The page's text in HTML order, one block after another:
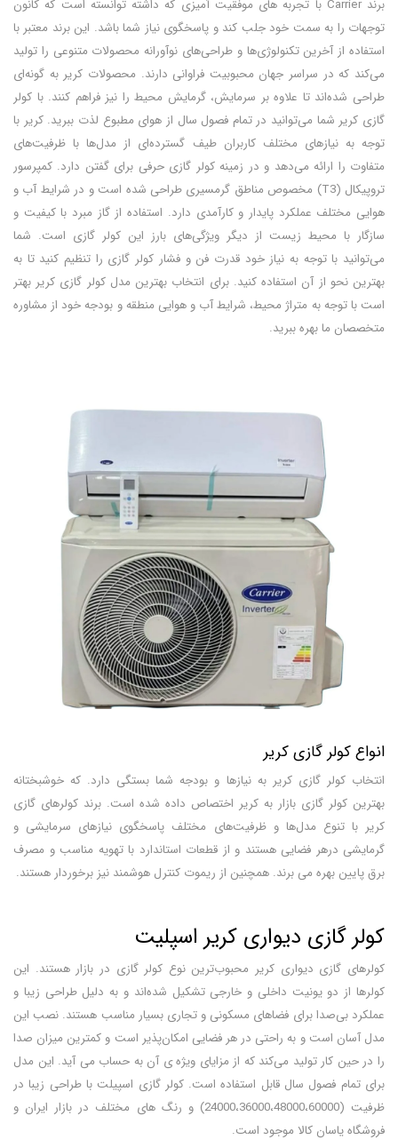
برند Carrier با تجربه های موفقیت آمیزی که داشته توانسته است که کانون
توجهات را به سمت خود جلب کند و پاسخگوی نیاز شما باشد. این برند معتبر با
استفاده از آخرین تکنولوژی‌ها و طراحی‌های نوآورانه محصولات متنوعی را تولید
می‌کند که در سراسر جهان محبوبیت فراوانی دارند. محصولات کریر به گونه‌ای
طراحی شده‌اند تا علاوه بر سرمایش، گرمایش محیط را نیز فراهم کنند. با کولر
گازی کریر شما می‌توانید در تمام فصول سال از هوای مطبوع لذت ببرید. کریر با
توجه به نیازهای مختلف کاربران طیف گسترده‌ای از مدل‌ها با ظرفیت‌های
متفاوت را ارائه می‌دهد و در زمینه کولر گازی حرفی برای گفتن دارد. کمپرسور
تروپیکال (T3) مخصوص مناطق گرمسیری طراحی شده است و در شرایط آب و
هوایی مختلف عملکرد پایدار و کارآمدی دارد. استفاده از گاز مبرد با کیفیت و
سازگار با محیط زیست از دیگر ویژگی‌های بارز این کولر گازی است. شما
می‌توانید با توجه به نیاز خود قدرت فن و فشار کولر گازی را تنظیم کنید تا به
بهترین نحو از آن استفاده کنید. برای انتخاب بهترین مدل کولر گازی کریر بهتر
است با توجه به متراژ محیط، شرایط آب و هوایی منطقه و بودجه خود از مشاوره
متخصصان ما بهره ببرید.
انواع کولر گازی کریر
انتخاب کولر گازی کریر به نیازها و بودجه شما بستگی دارد. که خوشبختانه
بهترین کولر گازی بازار به کریر اختصاص داده شده است. برند کولرهای گازی
کریر با تنوع مدل‌ها و ظرفیت‌های مختلف پاسخگوی نیازهای سرمایشی و
گرمایشی درهر فضایی هستند و از قطعات استاندارد با تهویه مناسب و مصرف
برق پایین بهره می برند. همچنین از ریموت کنترل هوشمند نیز برخوردار هستند.
کولر گازی دیواری کریر اسپلیت
کولرهای گازی دیواری کریر محبوب‌ترین نوع کولر گازی در بازار هستند. این
کولرها از دو یونیت داخلی و خارجی تشکیل شده‌اند و به دلیل طراحی زیبا و
عملکرد بی‌صدا برای فضاهای مسکونی و تجاری بسیار مناسب هستند. نصب این
مدل آسان است و به راحتی در هر فضایی امکان‌پذیر است و کمترین میزان صدا
را در حین کار تولید می‌کند که از مزایای ویژه ی آن به حساب می آید. این مدل
برای تمام فصول سال قابل استفاده است. کولر گازی اسپیلت با طراحی زیبا در
ظرفیت (24000،36000،48000،60000) و رنگ های مختلف در بازار ایران و
فروشگاه یاسان کالا موجود است.